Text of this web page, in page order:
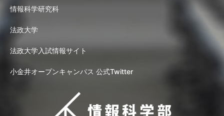
情報科学研究科
法政大学
法政大学入試情報サイト
小金井オープンキャンパス 公式Twitter